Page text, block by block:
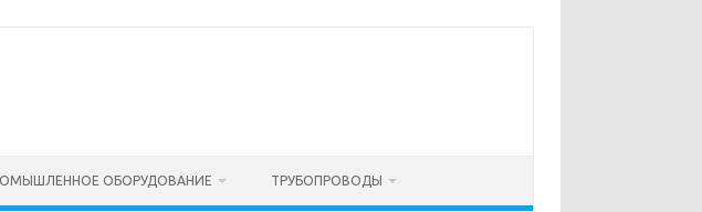
ОБОРУДОВАНИЕ ТРУБОПРОВОДЫ